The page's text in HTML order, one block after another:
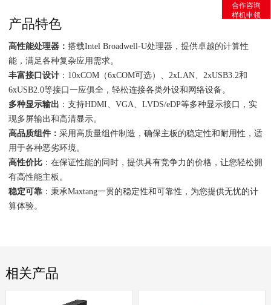
产品特色
高性能处理器： 搭载Intel Broadwell-U处理器，提供卓越的计算性
能，满足各种复杂应用需求。
丰富接口设计 ：10xCOM（6xCOM可选）、2xLAN、2xUSB3.2和
6xUSB2.0等接口一应俱全，轻松连接各类外设和网络设备。
多种显示输出 ：支持HDMI、VGA、LVDS/eDP等多种显示接口，实
现多屏输出和高清显示。
高品质组件： 采用高质量组件制造，确保主板的稳定性和耐用性，适
用于各种恶劣环境。
高性价比 ：在保证性能的同时，提供具有竞争力的价格，让您轻松拥
有高性能主板。
稳定可靠 ：秉承Maxtang一贯的稳定性和可靠性，为您提供无忧的计
算体验。
相关产品
合作咨询
样机申领